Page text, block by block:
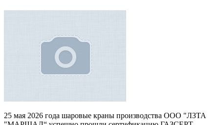
25 мая 2026 года шаровые краны производства ООО "ЛЗТА